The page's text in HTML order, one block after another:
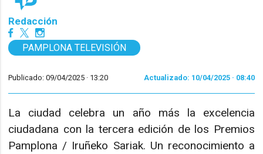
Redacción
PAMPLONA TELEVISIÓN
Publicado: 09/04/2025 · 13:20 Actualizado: 10/04/2025 · 08:40
La ciudad celebra un año más la excelencia
ciudadana con la tercera edición de los Premios
Pamplona / Iruñeko Sariak. Un reconocimiento a